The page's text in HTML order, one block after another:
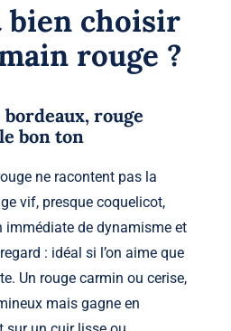
bien choisir
rouge ?
rouge
bon ton
ne racontent pas la
vif, presque coquelicot,
immédiate de dynamisme et
: idéal si l’on aime que
Un rouge carmin ou cerise,
mais gagne en